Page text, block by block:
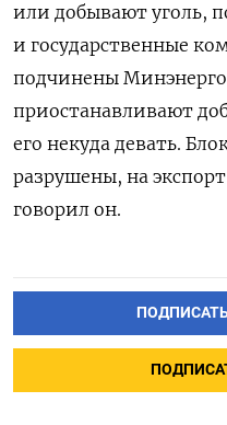
или добывают уголь,
и государственные
подчинены
приостанавливают
его некуда девать.
разрушены, на
говорил он.